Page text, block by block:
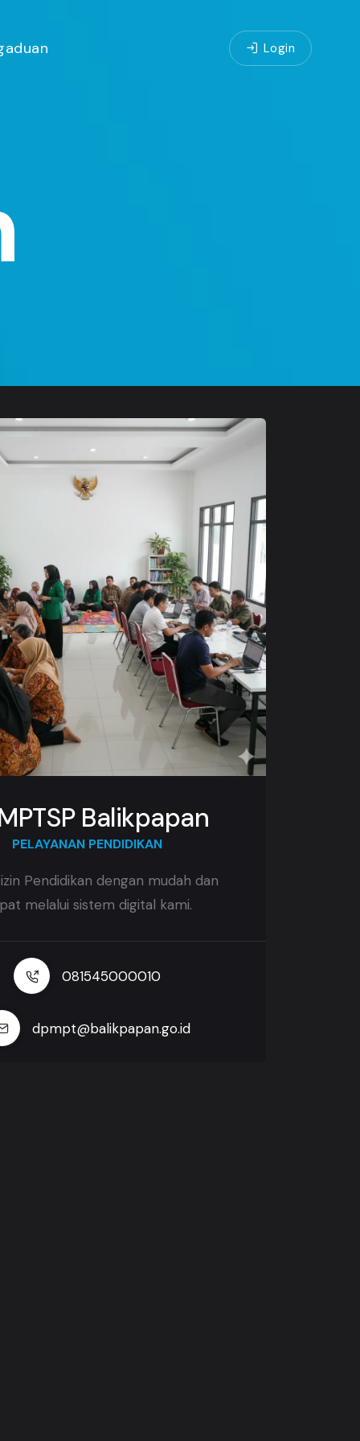
Login
Balikpapan
PELAYANAN PENDIDIKAN
Pendidikan dengan mudah dan
melalui sistem digital kami.
081545000010
dpmpt@balikpapan.go.id